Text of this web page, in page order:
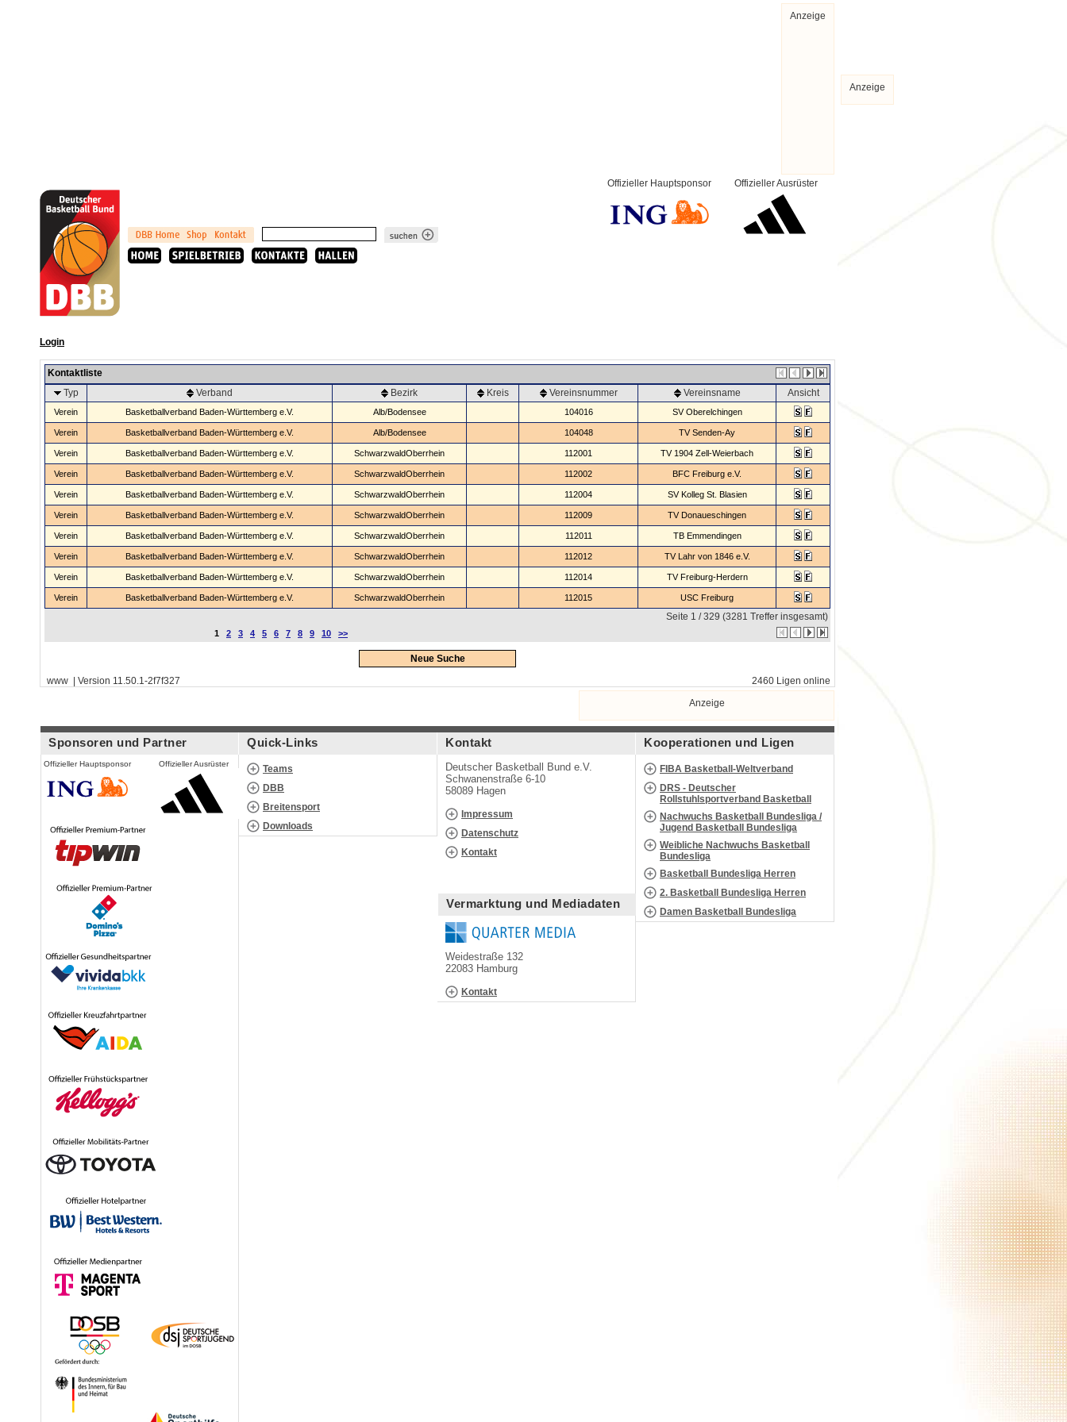
Anzeige
Offizieller Ausrüster
Offizieller Hauptsponsor
Login
Kontaktliste
Typ
Verband Bezirk Kreis Vereinsnummer Vereinsname Ansicht
Verein Basketballverband Baden-Württemberg e.V. Alb/Bodensee 104016 SV Oberelchingen
Verein Basketballverband Baden-Württemberg e.V. Alb/Bodensee 104048 TV Senden-Ay
Verein Basketballverband Baden-Württemberg e.V. SchwarzwaldOberrhein 112001 TV 1904 Zell-Weierbach
Verein Basketballverband Baden-Württemberg e.V. SchwarzwaldOberrhein 112002 BFC Freiburg e.V.
Verein Basketballverband Baden-Württemberg e.V. SchwarzwaldOberrhein 112004 SV Kolleg St. Blasien
Verein Basketballverband Baden-Württemberg e.V. SchwarzwaldOberrhein 112009 TV Donaueschingen
Verein Basketballverband Baden-Württemberg e.V. SchwarzwaldOberrhein 112011 TB Emmendingen
Verein Basketballverband Baden-Württemberg e.V. SchwarzwaldOberrhein 112012 TV Lahr von 1846 e.V.
Verein Basketballverband Baden-Württemberg e.V. SchwarzwaldOberrhein 112014 TV Freiburg-Herdern
Verein Basketballverband Baden-Württemberg e.V. SchwarzwaldOberrhein 112015 USC Freiburg
Seite 1 / 329 (3281 Treffer insgesamt)
1 2 3 4 5 6 7 8 9 10 >>
Neue Suche
www | Version 11.50.1-2f7f327
2460 Ligen online
Anzeige
Sponsoren und Partner
Offizieller Hauptsponsor Offizieller Ausrüster
Quick-Links
Teams
DBB
Breitensport
Downloads
Kontakt
Deutscher Basketball Bund e.V.
Schwanenstraße 6-10
58089 Hagen
Impressum
Datenschutz
Kontakt
Vermarktung und Mediadaten
Weidestraße 132
22083 Hamburg
Kontakt
Kooperationen und Ligen
FIBA Basketball-Weltverband
DRS - Deutscher
Rollstuhlsportverband Basketball
Nachwuchs Basketball Bundesliga /
Jugend Basketball Bundesliga
Weibliche Nachwuchs Basketball
Bundesliga
Basketball Bundesliga Herren
2. Basketball Bundesliga Herren
Damen Basketball Bundesliga
Anzeige